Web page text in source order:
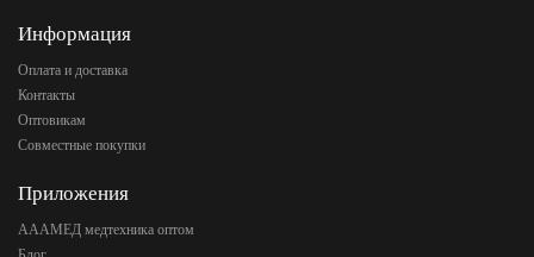
Информация
Оплата и доставка
Контакты
Оптовикам
Совместные покупки
Приложения
АААМЕД медтехника оптом